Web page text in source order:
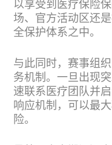
以享受到医疗保险
场、官方活动区还
全保护体系之中。
与此同时，赛事组
务机制。一旦出现
速联系医疗团队并
响应机制，可以最
险。